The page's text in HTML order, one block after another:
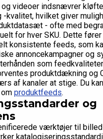
videoer indsnævrer
-kvalitet, hvilket giver
- ofte med
for hver SKU. Dette
konsistente feeds, som
annoncekampagner og
som
produktdækning og
af kanaler at stige. Du
produktfeeds.
og
værktøjer til